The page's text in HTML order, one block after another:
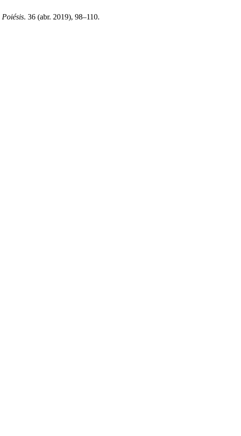
Poiésis. 36 (abr. 2019), 98–110.